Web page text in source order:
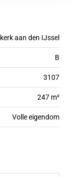
er een ruime
24 m², ideaal
aan den IJssel
B
3107
247 m²
Volle eigendom